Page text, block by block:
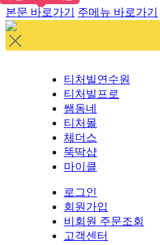
본문 바로가기 주메뉴 바로가기
티처빌연수원
티처빌프로
쌤동네
티처몰
체더스
뚝딱샵
마이클
로그인
회원가입
비회원 주문조회
고객센터